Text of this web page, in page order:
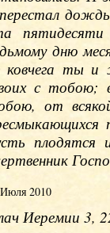
дню
ковчега ты
с тобою;
от
2010
Иеремии 3,